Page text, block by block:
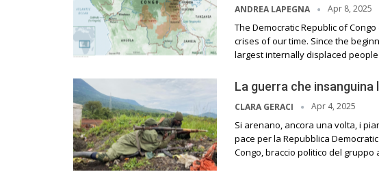
ANDREA LAPEGNA Apr 8, 2025
The Democratic Republic of
crises of our time. Since the
largest internally displaced
La guerra che insanguina
CLARA GERACI Apr 4, 2025
Si arenano, ancora una volta, i
pace per la Repubblica
Congo, braccio politico del